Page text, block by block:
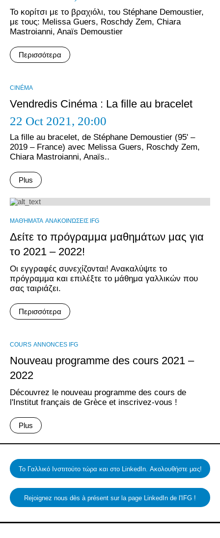
Το κορίτσι με το βραχιόλι, του Stéphane Demoustier,
με τους: Melissa Guers, Roschdy Zem, Chiara
Mastroianni, Anaïs Demoustier
Περισσότερα
CINÉMA
Vendredis Cinéma : La fille au bracelet
22 Oct 2021, 20:00
La fille au bracelet, de Stéphane Demoustier (95' –
2019 – France) avec Melissa Guers, Roschdy Zem,
Chiara Mastroianni, Anaïs..
Plus
ΜΑΘΉΜΑΤΑ ΑΝΑΚΟΙΝΏΣΕΙΣ IFG
Δείτε το πρόγραμμα μαθημάτων μας για
το 2021 – 2022!
Οι εγγραφές συνεχίζονται! Ανακαλύψτε το
πρόγραμμα και επιλέξτε το μάθημα γαλλικών που
σας ταιριάζει.
Περισσότερα
COURS ANNONCES IFG
Nouveau programme des cours 2021 –
2022
Découvrez le nouveau programme des cours de
l'Institut français de Grèce et inscrivez-vous !
Plus
Το Γαλλικό Ινστιτούτο τώρα και στο LinkedIn. Ακολουθήστε μας!
Rejoignez nous dès à présent sur la page LinkedIn de l'IFG !